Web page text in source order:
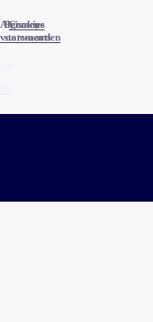
Algemene
voorwaarden
Privacy
statements
Cookies